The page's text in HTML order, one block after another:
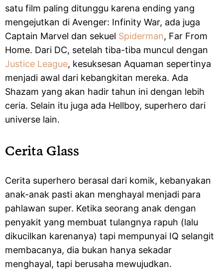
satu film paling ditunggu karena ending yang
mengejutkan di Avenger: Infinity War, ada juga
Captain Marvel dan sekuel Spiderman, Far From
Home. Dari DC, setelah tiba-tiba muncul dengan
Justice League, kesuksesan Aquaman sepertinya
menjadi awal dari kebangkitan mereka. Ada
Shazam yang akan hadir tahun ini dengan lebih
ceria. Selain itu juga ada Hellboy, superhero dari
universe lain.
Cerita Glass
Cerita superhero berasal dari komik, kebanyakan
anak-anak pasti akan menghayal menjadi para
pahlawan super. Ketika seorang anak dengan
penyakit yang membuat tulangnya rapuh (lalu
dikucilkan karenanya) tapi mempunyai IQ selangit
membacanya, dia bukan hanya sekadar
menghayal, tapi berusaha mewujudkan.